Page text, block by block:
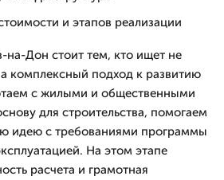
и этапов реализации
на-Дон стоит тем, кто ищет не
комплексный подход к развитию
с жилыми и общественными
для строительства, помогаем
идею с требованиями программы
На этом этапе
расчета и грамотная